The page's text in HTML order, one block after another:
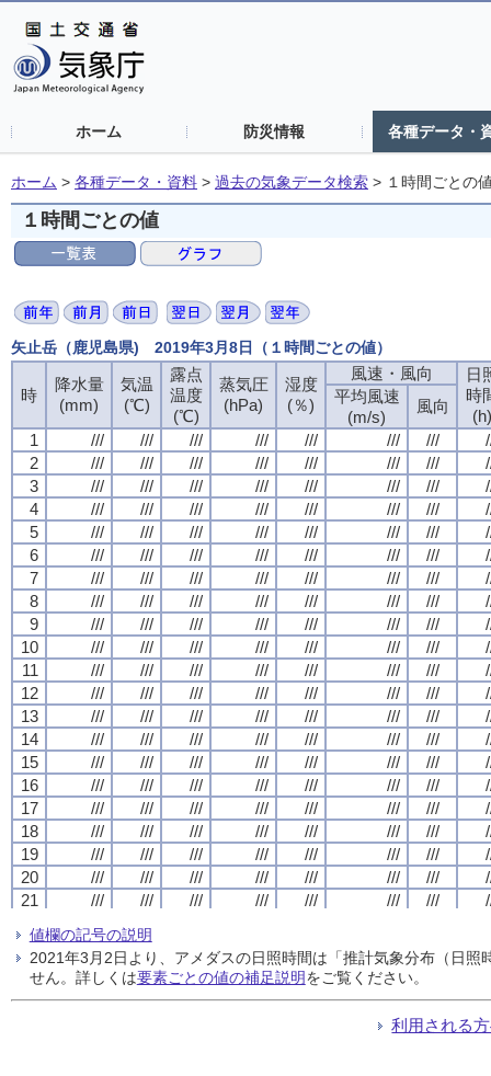
ホーム 防災情報 各種データ・
ホーム > 各種データ・資料 > 過去の気象データ検索 > １時間ごとの
１時間ごとの値
矢止岳（鹿児島県) 2019年3月8日（１時間ごとの値）
時
降水量
(mm)
気温
(℃)
露点
温度
(℃)
蒸気圧
(hPa)
湿度
(％)
風速・風向
日
時
(h)
平均風速
(m/s)
風向
1
/// /// /// /// /// /// ///
2
/// /// /// /// /// /// ///
3
/// /// /// /// /// /// ///
4
/// /// /// /// /// /// ///
5
/// /// /// /// /// /// ///
6
/// /// /// /// /// /// ///
7
/// /// /// /// /// /// ///
8
/// /// /// /// /// /// ///
9
/// /// /// /// /// /// ///
10
/// /// /// /// /// /// ///
11
/// /// /// /// /// /// ///
12
/// /// /// /// /// /// ///
13
/// /// /// /// /// /// ///
14
/// /// /// /// /// /// ///
15
/// /// /// /// /// /// ///
16
/// /// /// /// /// /// ///
17
/// /// /// /// /// /// ///
18
/// /// /// /// /// /// ///
19
/// /// /// /// /// /// ///
20
/// /// /// /// /// /// ///
21
/// /// /// /// /// /// ///
23
/// /// ///
24
/// /// /// /// /// /// ///
時
降水量
(mm)
気温
(℃)
露点
温度
(℃)
蒸気圧
(hPa)
湿度
(％)
風速・風向
日
時
(h)
平均風速
(m/s)
風向
1
/// /// /// /// /// /// ///
2
/// /// /// /// /// /// ///
3
/// /// /// /// /// /// ///
4
/// /// /// /// /// /// ///
5
/// /// /// /// /// /// ///
6
/// /// /// /// /// /// ///
7
/// /// /// /// /// /// ///
8
/// /// /// /// /// /// ///
9
/// /// /// /// /// /// ///
10
/// /// /// /// /// /// ///
11
/// /// /// /// /// /// ///
12
/// /// /// /// /// /// ///
13
/// /// /// /// /// /// ///
14
/// /// /// /// /// /// ///
15
/// /// /// /// /// /// ///
16
/// /// /// /// /// /// ///
17
/// /// /// /// /// /// ///
18
/// /// /// /// /// /// ///
19
/// /// /// /// /// /// ///
20
/// /// /// /// /// /// ///
21
/// /// /// /// /// /// ///
23
/// /// ///
24
/// /// /// /// /// /// ///
時
降水量
(mm)
気温
(℃)
露点
温度
(℃)
蒸気圧
(hPa)
湿度
(％)
風速・風向
日
時
(h)
平均風速
(m/s)
風向
1
/// /// /// /// /// /// ///
2
/// /// /// /// /// /// ///
3
/// /// /// /// /// /// ///
4
/// /// /// /// /// /// ///
5
/// /// /// /// /// /// ///
6
/// /// /// /// /// /// ///
7
/// /// /// /// /// /// ///
8
/// /// /// /// /// /// ///
9
/// /// /// /// /// /// ///
10
/// /// /// /// /// /// ///
11
/// /// /// /// /// /// ///
12
/// /// /// /// /// /// ///
13
/// /// /// /// /// /// ///
14
/// /// /// /// /// /// ///
15
/// /// /// /// /// /// ///
16
/// /// /// /// /// /// ///
17
/// /// /// /// /// /// ///
18
/// /// /// /// /// /// ///
19
/// /// /// /// /// /// ///
20
/// /// /// /// /// /// ///
21
/// /// /// /// /// /// ///
23
/// /// ///
24
/// /// /// /// /// /// ///
時
降水量
(mm)
気温
(℃)
露点
温度
(℃)
蒸気圧
(hPa)
湿度
(％)
風速・風向
日
時
(h)
平均風速
(m/s)
風向
1
/// /// /// /// /// /// ///
2
/// /// /// /// /// /// ///
3
/// /// /// /// /// /// ///
4
/// /// /// /// /// /// ///
5
/// /// /// /// /// /// ///
6
/// /// /// /// /// /// ///
7
/// /// /// /// /// /// ///
8
/// /// /// /// /// /// ///
9
/// /// /// /// /// /// ///
10
/// /// /// /// /// /// ///
11
/// /// /// /// /// /// ///
12
/// /// /// /// /// /// ///
13
/// /// /// /// /// /// ///
14
/// /// /// /// /// /// ///
15
/// /// /// /// /// /// ///
16
/// /// /// /// /// /// ///
17
/// /// /// /// /// /// ///
18
/// /// /// /// /// /// ///
19
/// /// /// /// /// /// ///
20
/// /// /// /// /// /// ///
21
/// /// /// /// /// /// ///
23
/// /// ///
24
/// /// /// /// /// /// ///
値欄の記号の説明
2021年3月2日より、アメダスの日照時間は「推計気象分布（日
せん。詳しくは要素ごとの値の補足説明をご覧ください。
利用される